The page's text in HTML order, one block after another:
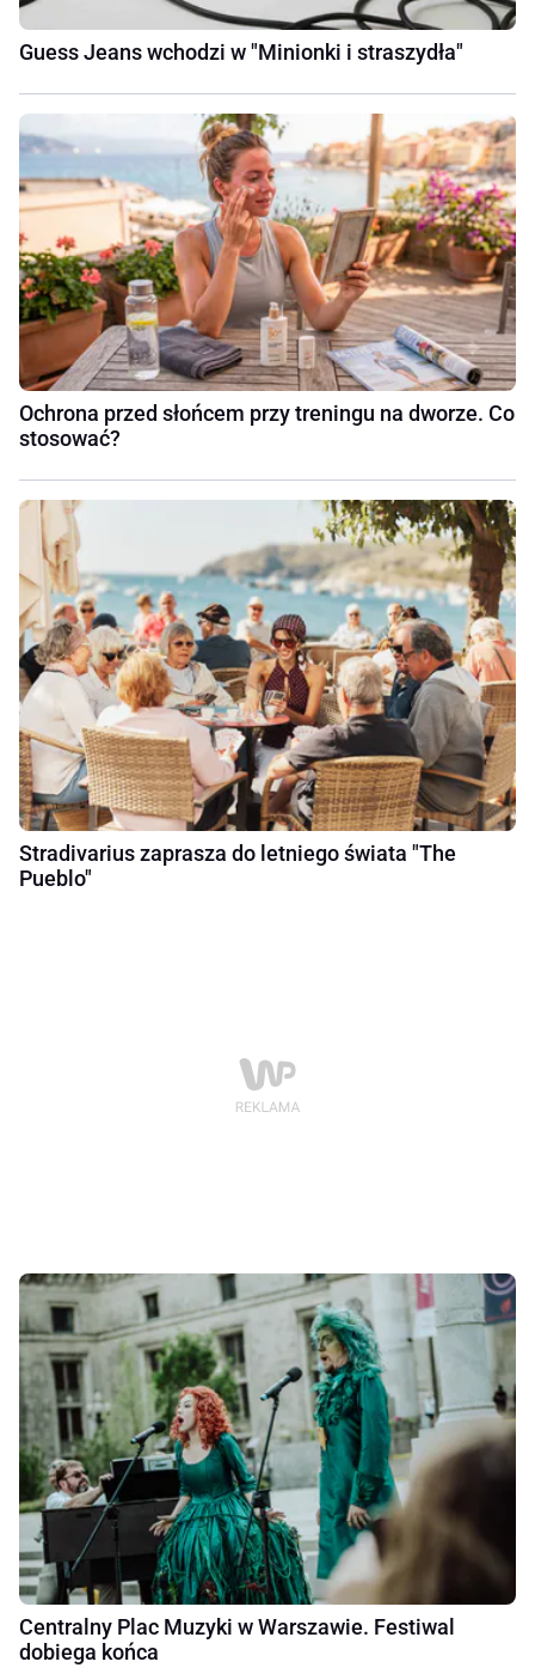
Guess Jeans wchodzi w "Minionki i straszydła"
Ochrona przed słońcem przy treningu na dworze. Co
stosować?
Stradivarius zaprasza do letniego świata "The
Pueblo"
Centralny Plac Muzyki w Warszawie. Festiwal
dobiega końca